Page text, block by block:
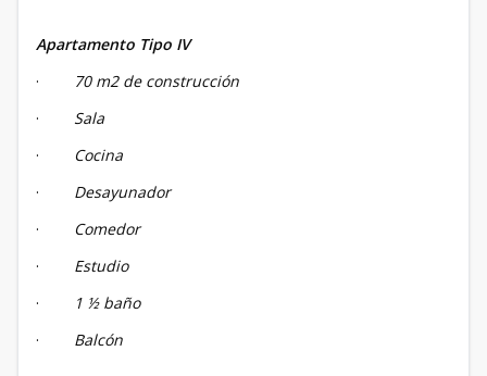
Apartamento Tipo IV
·
70 m2 de construcción
· Sala
· Cocina
· Desayunador
· Comedor
· Estudio
·
1 ½ baño
· Balcón